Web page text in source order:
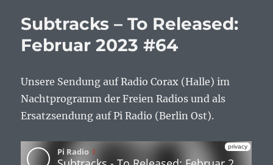
Subtracks – To Released:
Februar 2023 #64
Unsere Sendung auf Radio Corax (Halle) im
Nachtprogramm der Freien Radios und als
Ersatzsendung auf Pi Radio (Berlin Ost).